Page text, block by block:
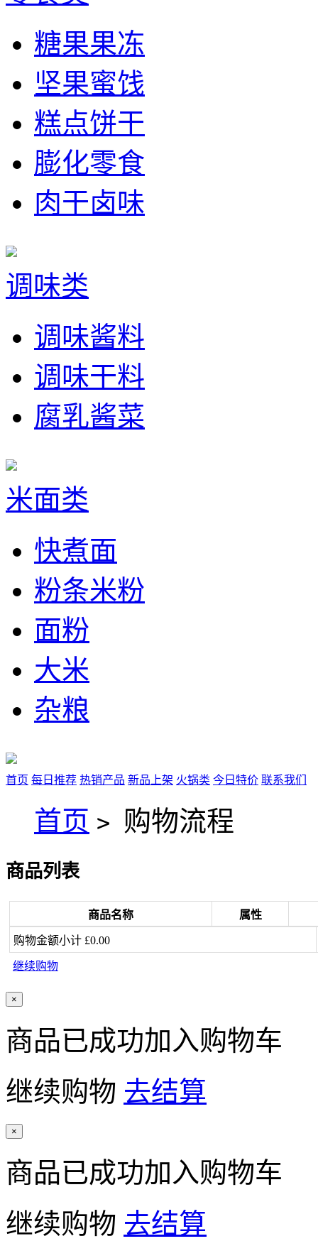
糖果果冻
坚果蜜饯
糕点饼干
膨化零食
肉干卤味
调味类
调味酱料
调味干料
腐乳酱菜
米面类
快煮面
粉条米粉
面粉
大米
杂粮
首页 每日推荐 热销产品 新品上架 火锅类 今日特价 联系我们
首页 > 购物流程
商品列表
商品名称 属性
购物金额小计 £0.00
继续购物
×
商品已成功加入购物车
继续购物 去结算
×
商品已成功加入购物车
继续购物 去结算